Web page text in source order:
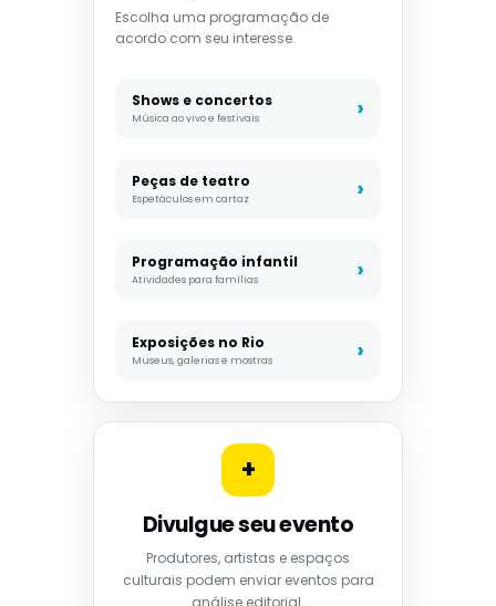
Escolha uma programação de
acordo com seu interesse.
Shows e concertos
Música ao vivo e festivais
Peças de teatro
Espetáculos em cartaz
Programação infantil
Atividades para famílias
Exposições no Rio
Museus, galerias e mostras
+
Divulgue seu evento
Produtores, artistas e espaços
culturais podem enviar eventos para
análise editorial.